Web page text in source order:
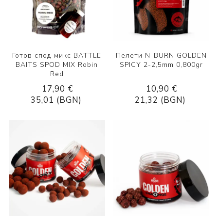
Готов спод микс BATTLE
BAITS SPOD MIX Robin
Red
17,90 €
35,01 (BGN)
Пелети N-BURN GOLDEN
SPICY 2-2,5mm 0,800gr
10,90 €
21,32 (BGN)